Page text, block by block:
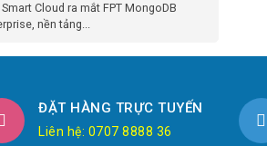
Smart Cloud ra mắt FPT MongoDB
nền tảng...
ĐẶT HÀNG TRỰC TUYẾN
Liên hệ: 0707 8888 36